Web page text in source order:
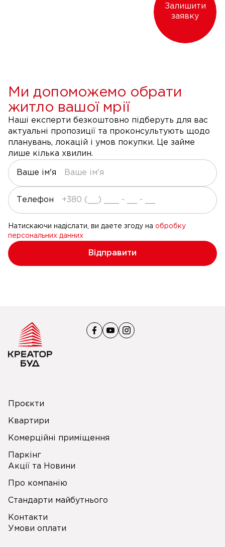
Залишити
заявку
Ми допоможемо обрати
житло вашої мрії
Наші експерти безкоштовно підберуть для вас
актуальні пропозиції та проконсультують щодо
планувань, локацій і умов покупки. Це займе
лише кілька хвилин.
Ваше ім'я
Телефон
Натискаючи надіслати, ви даете згоду на обробку
персональних данних
Відправити
Проєкти
Квартири
Комерційні приміщення
Паркінг
Акції та Новини
Про компанію
Стандарти майбутнього
Контакти
Умови оплати